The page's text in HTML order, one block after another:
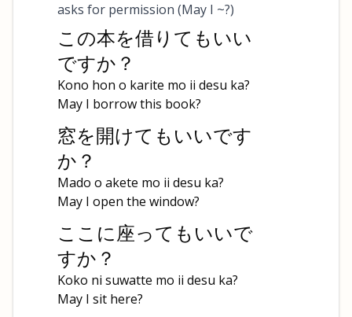
asks for permission (May I ~?)
この本を借りてもいい
ですか？
Kono hon o karite mo ii desu ka?
May I borrow this book?
窓を開けてもいいです
か？
Mado o akete mo ii desu ka?
May I open the window?
ここに座ってもいいで
すか？
Koko ni suwatte mo ii desu ka?
May I sit here?